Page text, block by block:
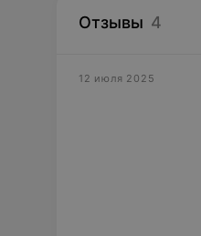
Отзывы 4
12 июля 2025